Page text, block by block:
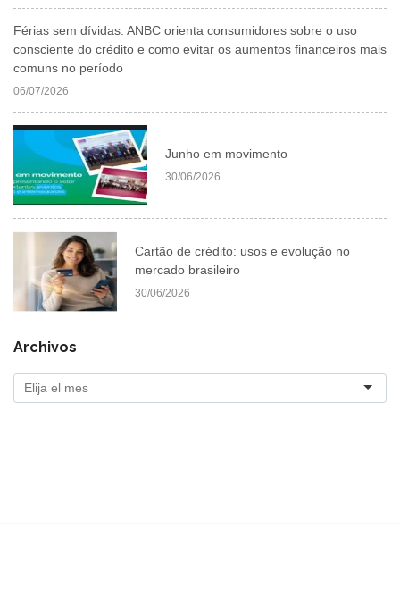
Férias sem dívidas: ANBC orienta consumidores sobre o uso
consciente do crédito e como evitar os aumentos financeiros mais
comuns no período
06/07/2026
Junho em movimento
30/06/2026
Cartão de crédito: usos e evolução no
mercado brasileiro
30/06/2026
Archivos